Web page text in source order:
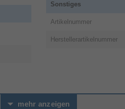
Sonstiges
Artikelnummer
Herstellerartikelnummer
mehr anzeigen